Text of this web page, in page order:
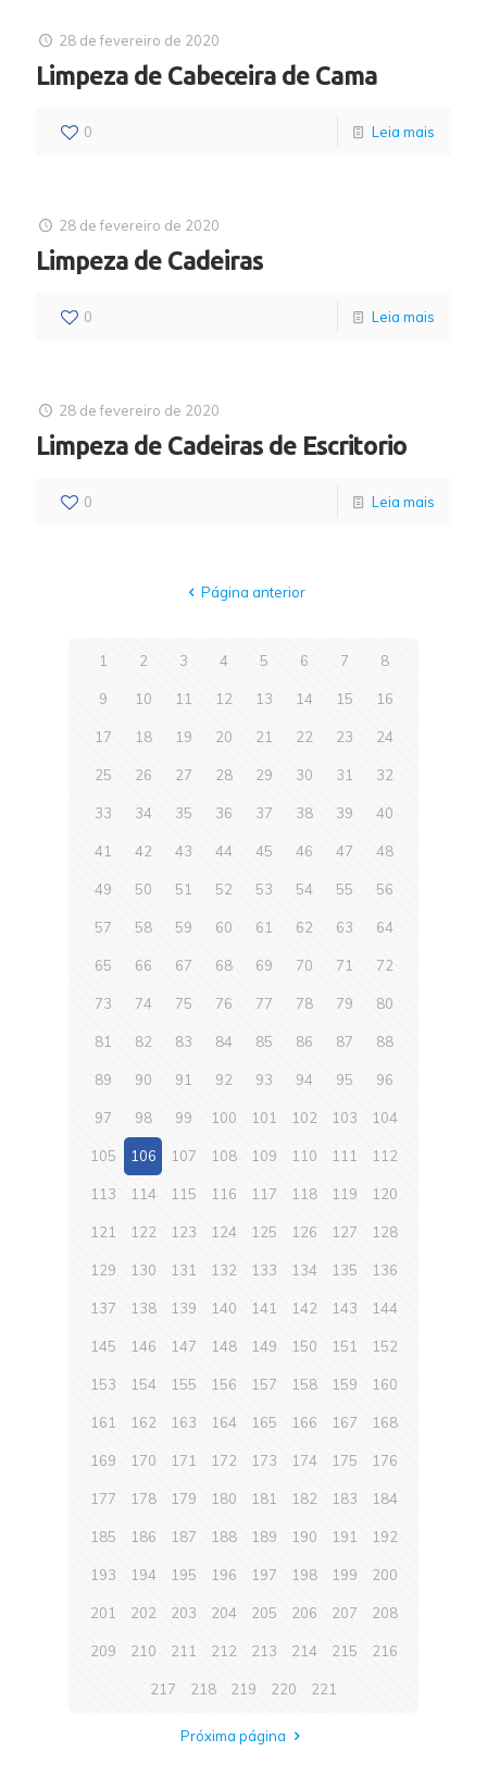
28 de fevereiro de 2020
Limpeza de Cabeceira de Cama
0 Leia mais
28 de fevereiro de 2020
Limpeza de Cadeiras
0 Leia mais
28 de fevereiro de 2020
Limpeza de Cadeiras de Escritorio
0 Leia mais
Página anterior
1 2 3 4 5 6 7 8
9 10 11 12 13 14 15 16
17 18 19 20 21 22 23 24
25 26 27 28 29 30 31 32
33 34 35 36 37 38 39 40
41 42 43 44 45 46 47 48
49 50 51 52 53 54 55 56
57 58 59 60 61 62 63 64
65 66 67 68 69 70 71 72
73 74 75 76 77 78 79 80
81 82 83 84 85 86 87 88
89 90 91 92 93 94 95 96
97 98 99 100 101 102 103 104
105 106 107 108 109 110 111 112
113 114 115 116 117 118 119 120
121 122 123 124 125 126 127 128
129 130 131 132 133 134 135 136
137 138 139 140 141 142 143 144
145 146 147 148 149 150 151 152
153 154 155 156 157 158 159 160
161 162 163 164 165 166 167 168
169 170 171 172 173 174 175 176
177 178 179 180 181 182 183 184
185 186 187 188 189 190 191 192
193 194 195 196 197 198 199 200
201 202 203 204 205 206 207 208
209 210 211 212 213 214 215 216
217 218 219 220 221
Próxima página